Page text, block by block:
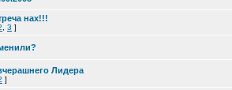
нах!!!
3 ]
Лидера
]